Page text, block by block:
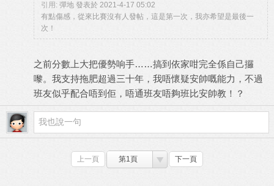
引用: 彈地 發表於 2021-4-17 05:02
有點傷感，從來比賽沒有人發帖，這是第一次，我亦希望是最後一
次！
之前分數上大把優勢响手……搞到依家咁完全係自己攞
嚟。我支持拖肥超過三十年，我唔懷疑安帥嘅能力，不過
班友似乎配合唔到佢，唔通班友唔夠班比安帥教！？
上一頁 第1頁 下一頁